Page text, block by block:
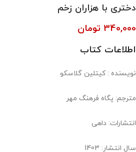
دختری با هزاران زخم
340,000 تومان
اطلاعات کتاب
نویسنده : کیتلین گلاسکو
مترجم: پگاه فرهنگ مهر
انتشارات: داهی
سال انتشار: 1403